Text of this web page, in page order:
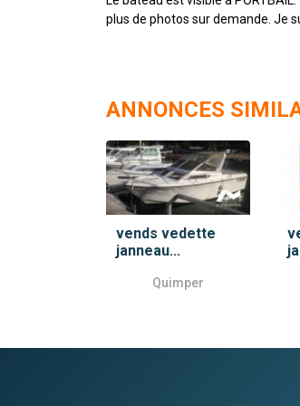
plus de photos sur demande. Je
ANNONCES
vends vedette
janneau...
Quimper